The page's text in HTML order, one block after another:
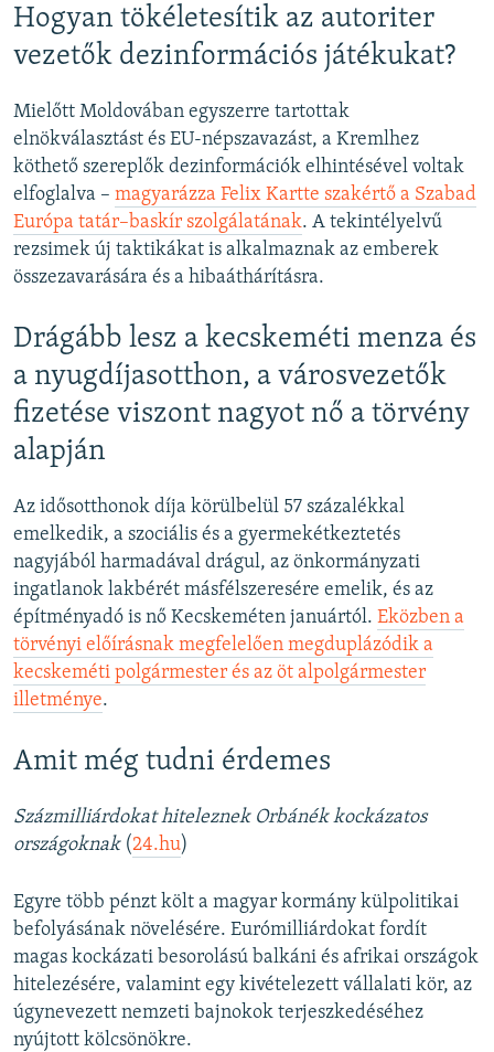
Hogyan tökéletesítik az autoriter
vezetők dezinformációs játékukat?
Mielőtt Moldovában egyszerre tartottak
elnökválasztást és EU-népszavazást, a Kremlhez
köthető szereplők dezinformációk elhintésével voltak
elfoglalva – magyarázza Felix Kartte szakértő a Szabad
Európa tatár–baskír szolgálatának. A tekintélyelvű
rezsimek új taktikákat is alkalmaznak az emberek
összezavarására és a hibaáthárításra.
Drágább lesz a kecskeméti menza és
a nyugdíjasotthon, a városvezetők
fizetése viszont nagyot nő a törvény
alapján
Az idősotthonok díja körülbelül 57 százalékkal
emelkedik, a szociális és a gyermekétkeztetés
nagyjából harmadával drágul, az önkormányzati
ingatlanok lakbérét másfélszeresére emelik, és az
építményadó is nő Kecskeméten januártól. Eközben a
törvényi előírásnak megfelelően megduplázódik a
kecskeméti polgármester és az öt alpolgármester
illetménye.
Amit még tudni érdemes
Százmilliárdokat hiteleznek Orbánék kockázatos
országoknak(24.hu)
Egyre több pénzt költ a magyar kormány külpolitikai
befolyásának növelésére. Eurómilliárdokat fordít
magas kockázati besorolású balkáni és afrikai országok
hitelezésére, valamint egy kivételezett vállalati kör, az
úgynevezett nemzeti bajnokok terjeszkedéséhez
nyújtott kölcsönökre.